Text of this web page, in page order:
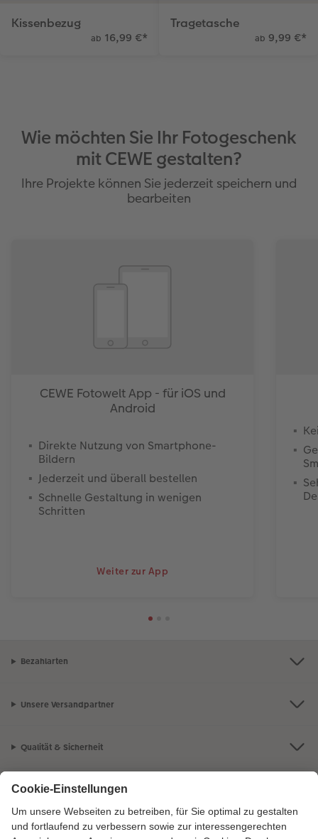
Kissenbezug
ab 16,99 €*
Tragetasche
ab 9,99 €*
Wie möchten Sie Ihr Fotogeschenk
mit CEWE gestalten?
Ihre Projekte können Sie jederzeit speichern und
bearbeiten
CEWE Fotowelt App - für iOS und
Android
Direkte Nutzung von Smartphone-
Bildern
Jederzeit und überall bestellen
Schnelle Gestaltung in wenigen
Schritten
Weiter zur App
Bezahlarten
Unsere Versandpartner
Qualität & Sicherheit
Zertifizierungen & Initiativen
CEWE Fotowelt